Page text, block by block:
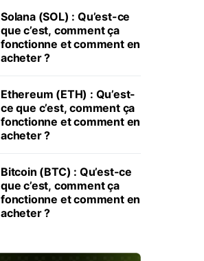
Solana (SOL) : Qu’est-ce
que c’est, comment ça
fonctionne et comment en
acheter ?
Ethereum (ETH) : Qu’est-
ce que c’est, comment ça
fonctionne et comment en
acheter ?
Bitcoin (BTC) : Qu’est-ce
que c’est, comment ça
fonctionne et comment en
acheter ?